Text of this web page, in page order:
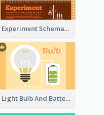
Experiment Schematic Diagram
Light Bulb And Battery Schematic Diagram